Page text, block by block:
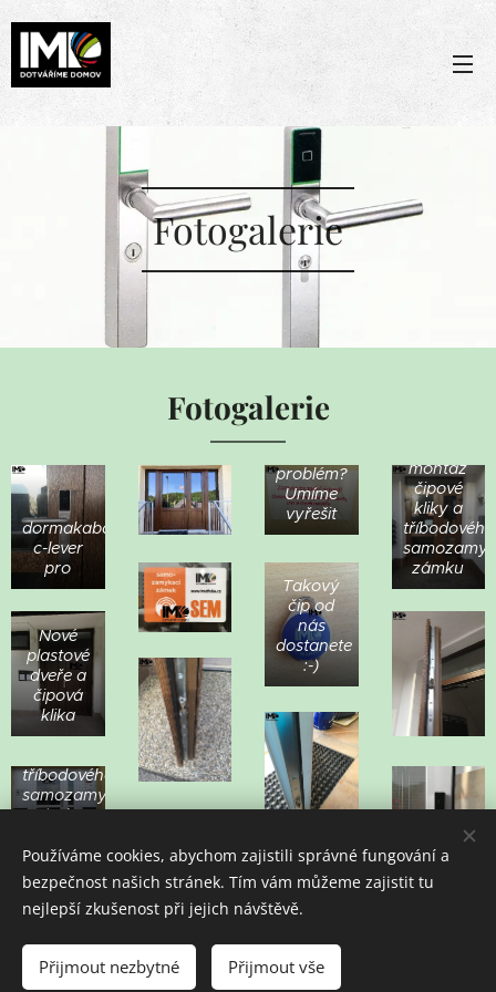
Fotogalerie
Fotogalerie
dormakaba
c-lever
pro
problém?
Umíme
vyřešit
montáž
čipové
kliky a
tříbodového
zámku
Takový
čip od
nás
dostanete
:-)
Nové
plastové
dveře a
čipová
klika
Dodatečná
montáž
čipové
tříbodového
samozamykacího
zámku
Cookies
Používáme cookies, abychom zajistili správné fungování a
bezpečnost našich stránek. Tím vám můžeme zajistit tu
nejlepší zkušenost při jejich návštěvě.
Přijmout nezbytné Přijmout vše